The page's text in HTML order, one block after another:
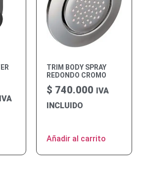
IVA
TRIM BODY SPRAY
REDONDO CROMO
$ 740.000 IVA
INCLUIDO
Añadir al carrito